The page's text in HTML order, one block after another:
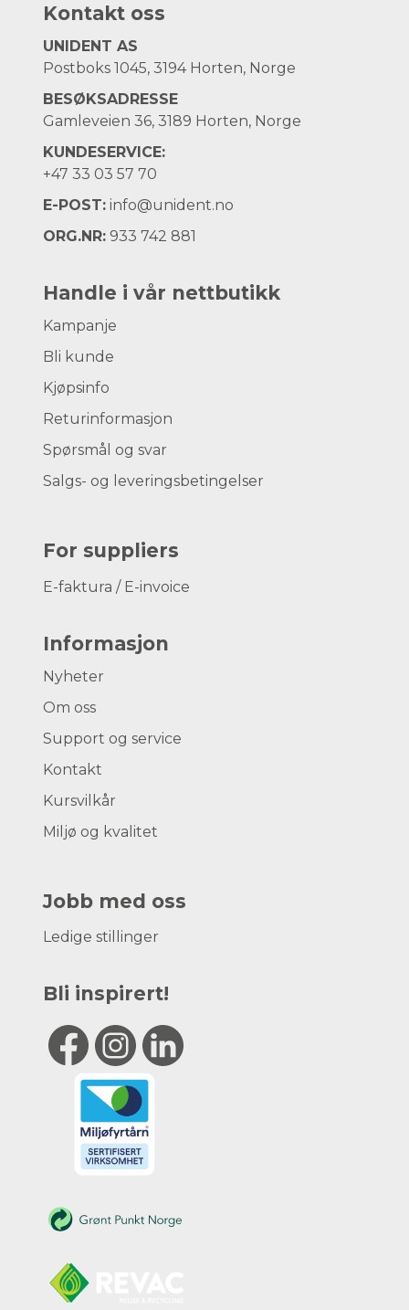
Kontakt oss
UNIDENT AS
Postboks 1045, 3194 Horten, Norge
BESØKSADRESSE
Gamleveien 36, 3189 Horten, Norge
KUNDESERVICE:
+4733 03 57 70
E-POST: info@unident.no
ORG.NR: 933 742 881
Handle i vår nettbutikk
Kampanje
Bli kunde
Kjøpsinfo
Returinformasjon
Spørsmål og svar
Salgs- og leveringsbetingelser
For suppliers
E-faktura / E-invoice
Informasjon
Nyheter
Om oss
Support og service
Kontakt
Kursvilkår
Miljø og kvalitet
Jobb med oss
Ledige stillinger
Bli inspirert!